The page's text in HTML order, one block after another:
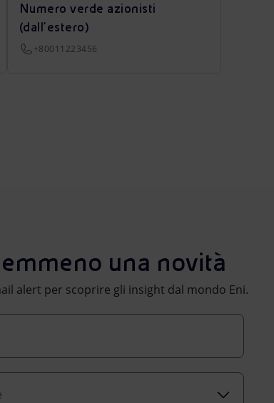
Numero verde azionisti
(dall’estero)
+80011223456
una novità
alert per scoprire gli insight dal mondo Eni.